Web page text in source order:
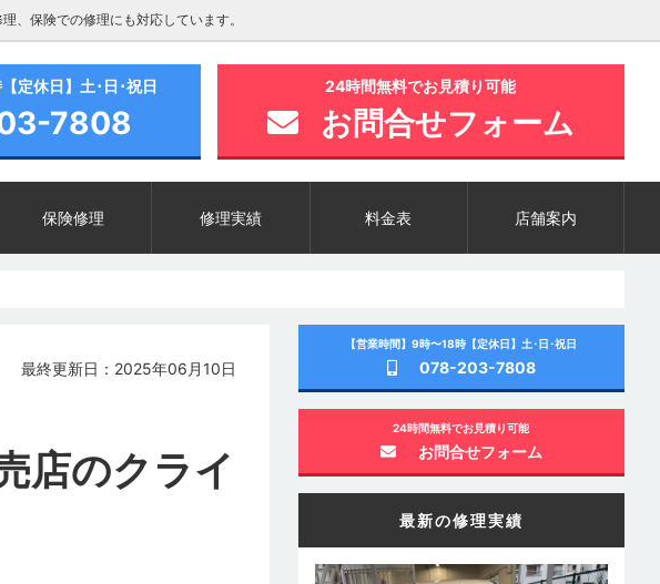
、保険での修理にも対応しています。
定休日】土･日･祝日
7808
24時間無料でお見積り可能
お問合せフォーム
保険修理 修理実績 料金表 店舗案内
最終更新日：2025年06月10日
店のクライ
【営業時間】9時〜18時【定休日】土･日･祝日
078-203-7808
24時間無料でお見積り可能
お問合せフォーム
最新の修理実績